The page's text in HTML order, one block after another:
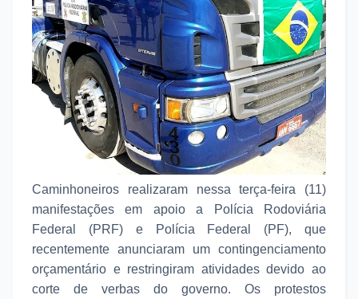
Caminhoneiros realizaram nessa terça-feira (11)
manifestações em apoio a Polícia Rodoviária
Federal (PRF) e Polícia Federal (PF), que
recentemente anunciaram um contingenciamento
orçamentário e restringiram atividades devido ao
corte de verbas do governo. Os protestos